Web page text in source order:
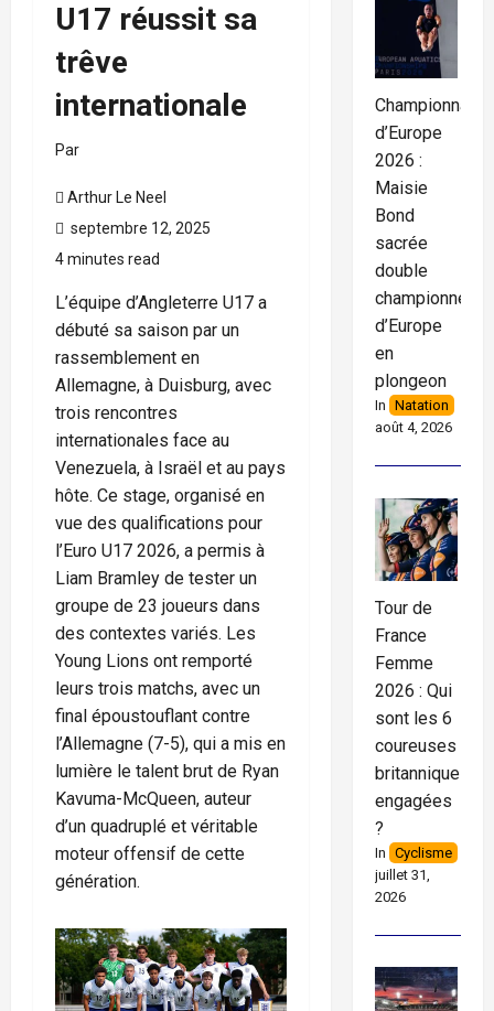
U17 réussit sa
trêve
internationale
Par
Arthur Le Neel
septembre 12, 2025
4 minutes read
L’équipe d’Angleterre U17 a
débuté sa saison par un
rassemblement en
Allemagne, à Duisburg, avec
trois rencontres
internationales face au
Venezuela, à Israël et au pays
hôte. Ce stage, organisé en
vue des qualifications pour
l’Euro U17 2026, a permis à
Liam Bramley de tester un
groupe de 23 joueurs dans
des contextes variés. Les
Young Lions ont remporté
leurs trois matchs, avec un
final époustouflant contre
l’Allemagne (7-5), qui a mis en
lumière le talent brut de Ryan
Kavuma-McQueen, auteur
d’un quadruplé et véritable
moteur offensif de cette
génération.
Championnats
d’Europe
2026 :
Maisie
Bond
sacrée
double
championne
d’Europe
en
plongeon
In Natation
août 4, 2026
Tour de
France
Femme
2026 : Qui
sont les 6
coureuses
britanniques
engagées
?
In Cyclisme
juillet 31,
2026